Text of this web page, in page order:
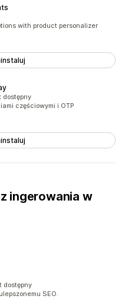
with product personalizer
dostępny
częściowymi i OTP
ingerowania w
dostępny
SEO.